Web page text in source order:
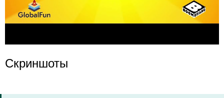
Скриншоты